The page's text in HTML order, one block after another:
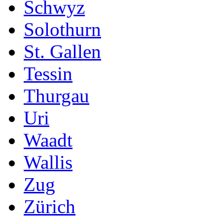
Schwyz
Solothurn
St. Gallen
Tessin
Thurgau
Uri
Waadt
Wallis
Zug
Zürich